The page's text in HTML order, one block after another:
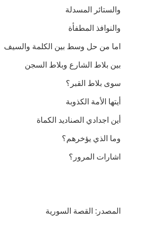
والستائر المسدلة
والنوافذ المطفأة
اما من حل وسط بين الكلمة والسيف
بين بلاط الشارع وبلاط السجن
سوى بلاط القبر؟
أيتها الأمة الكذوبة
أين اجدادي الصناديد الكماة
وما الذي يؤخرهم؟
اشارات المرور؟
المصدر: القصة السورية